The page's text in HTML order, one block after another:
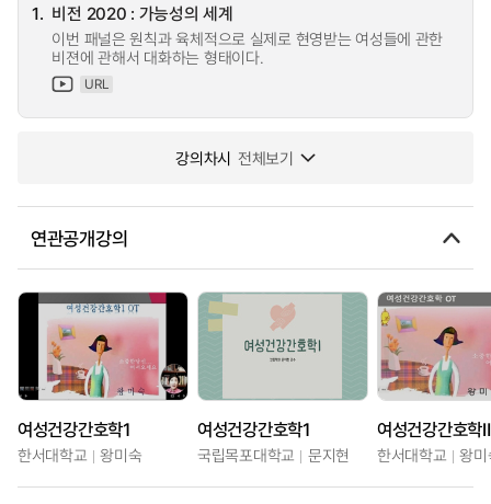
1. 비전 2020 : 가능성의 세계
이번 패널은 원칙과 육체적으로 실제로 현영받는 여성들에 관한
비젼에 관해서 대화하는 형태이다.
URL
강의차시 전체보기
연관공개강의
여성건강간호학1
한서대학교 왕미숙
여성건강간호학1
국립목포대학교 문지현
여성건강간호학Ⅱ
한서대학교 왕